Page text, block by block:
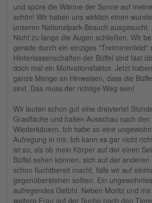
und spüre die Wärme der Sonne auf
schön! Wir haben uns wirklich einen
unseren Nationalpark-Besuch ausgesucht.
Nicht zu lange die Augen schließen. Wir
gerade durch ein einziges "Tretminenfeld"
Hinterlassenschaften der Büffel sind fast
doch mal ein Motivationsfaktor. Jetzt
ganze Menge an Hinweisen, dass die
sind. Das muss der richtige Weg sein!
Wir laufen schon gut eine dreiviertel
Grasfläche und halten Ausschau nach
Wiederkäuern. Ich habe so eine
Aufregung in mir. Ich kann es gar nicht
ist so, als ob mein Körper auf der einen
Büffel sehen können, sich auf der
schon fluchtbereit macht, falls wir auf
gegenüberstehen sollten. Ein
aufregendes Gefühl. Neben Moritz und
weitere Frau auf der Suche nach den